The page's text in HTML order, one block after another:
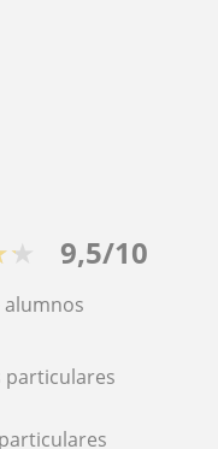
9,5/10
particulares